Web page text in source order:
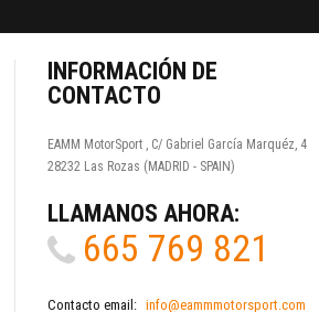
INFORMACIÓN DE
CONTACTO
EAMM MotorSport , C/ Gabriel García Marquéz, 4
28232 Las Rozas (MADRID - SPAIN)
LLÁMANOS AHORA:
665 769 821
Contacto email: info@eammmotorsport.com